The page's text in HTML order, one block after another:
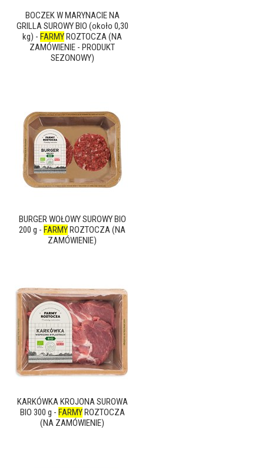
BOCZEK W MARYNACIE NA
GRILLA SUROWY BIO (około 0,30
kg) - FARMYROZTOCZA (NA
ZAMÓWIENIE - PRODUKT
SEZONOWY)
BURGER WOŁOWY SUROWY BIO
200 g - FARMYROZTOCZA (NA
ZAMÓWIENIE)
KARKÓWKA KROJONA SUROWA
BIO 300 g - FARMYROZTOCZA
(NA ZAMÓWIENIE)